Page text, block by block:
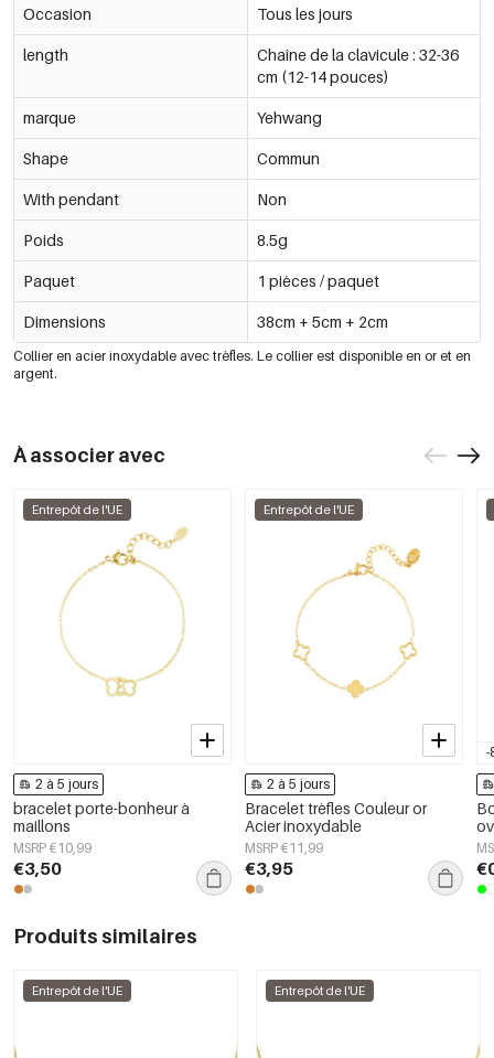
Occasion Tous les jours
length
Chaîne de la clavicule : 32-36
cm (12-14 pouces)
marque Yehwang
Shape Commun
With pendant Non
Poids 8.5g
Paquet 1 pièces / paquet
Dimensions 38cm + 5cm + 2cm
Collier en acier inoxydable avec trèfles. Le collier est disponible en or et en
argent.
À associer avec
Entrepôt de l'UE
2 à 5 jours
bracelet porte-bonheur à
maillons
MSRP €10,99
€3,50
Entrepôt de l'UE
2 à 5 jours
Bracelet trèfles Couleur or
Acier inoxydable
MSRP €11,99
€3,95
-
Produits similaires
Entrepôt de l'UE Entrepôt de l'UE